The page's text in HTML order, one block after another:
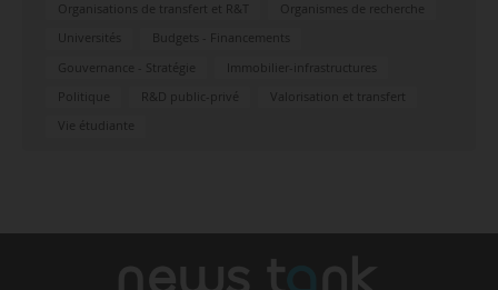
Organisations de transfert et R&T
Organismes de recherche
Universités
Budgets - Financements
Gouvernance - Stratégie
Immobilier-infrastructures
Politique
R&D public-privé
Valorisation et transfert
Vie étudiante